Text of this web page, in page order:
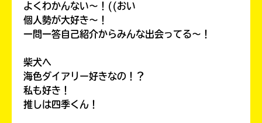
よくわかんない〜！((おい
個人勢が大好き〜！
一問一答自己紹介からみんな出会ってる〜！
柴犬へ
海色ダイアリー好きなの！？
私も好き！
推しは四季くん！